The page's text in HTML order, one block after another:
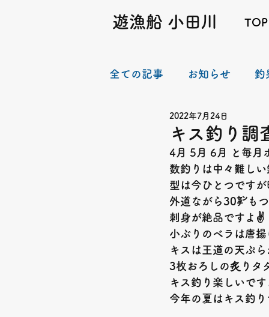
遊漁船 小田川 TOP
全ての記事 お知らせ 釣
キス釣り調
2022年7月24日
4月 5 月 6 月 と毎月
数釣りは中々難し
型は今ひとつですが
外道ながら30㌢も
刺身が絶品ですよ ✌️
小ぶりのベラは唐
キスは王道の天ぷ
3枚おろしの炙りタ
キス釣り楽しいです
今年の夏はキス釣